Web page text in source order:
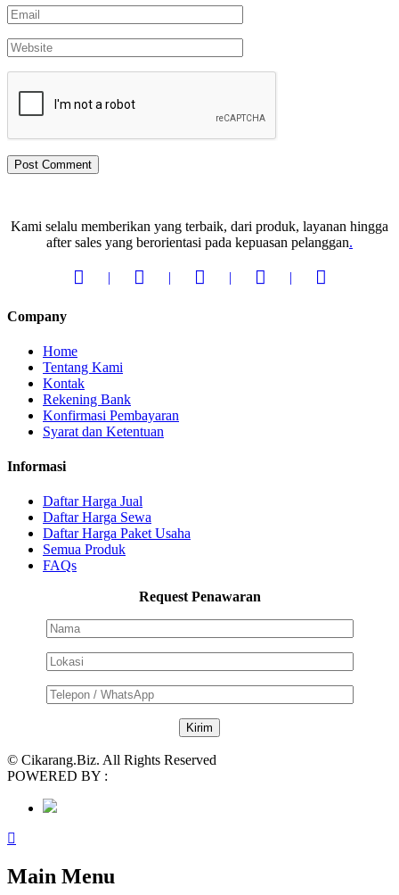
Kami selalu memberikan yang terbaik, dari produk, layanan hingga
after sales yang berorientasi pada kepuasan pelanggan.
Company
Home
Tentang Kami
Kontak
Rekening Bank
Konfirmasi Pembayaran
Syarat dan Ketentuan
Informasi
Daftar Harga Jual
Daftar Harga Sewa
Daftar Harga Paket Usaha
Semua Produk
FAQs
Request Penawaran
© Cikarang.Biz. All Rights Reserved
POWERED BY :
Main Menu